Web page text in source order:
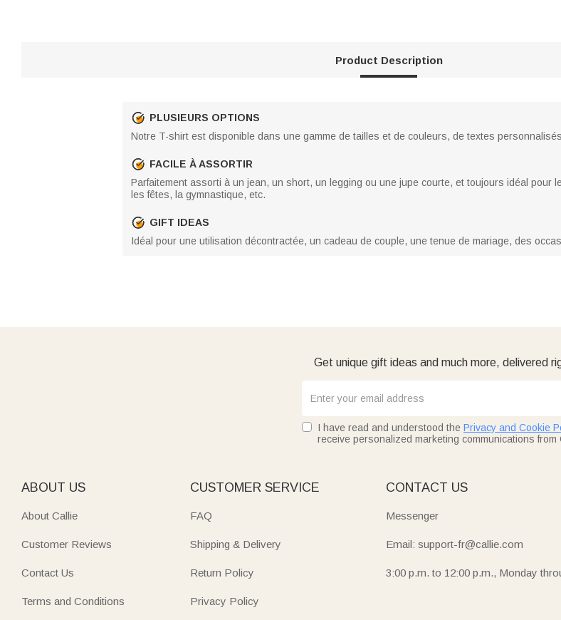
Product Description
PLUSIEURS OPTIONS
Notre T-shirt est disponible dans une gamme de tailles et de couleurs, de textes
FACILE À ASSORTIR
Parfaitement assorti à un jean, un short, un legging ou une jupe courte, et toujours idéal pour
les fêtes, la gymnastique, etc.
GIFT IDEAS
Idéal pour une utilisation décontractée, un cadeau de couple, une tenue de mariage, des
Get unique gift ideas and much more, delivered
I have read and understood the Privacy and Cookie
receive personalized marketing communications from
ABOUT US
About Callie
Customer Reviews
Contact Us
Terms and Conditions
CUSTOMER SERVICE
FAQ
Shipping & Delivery
Return Policy
Privacy Policy
CONTACT US
Messenger
Email: support-fr@callie.com
3:00 p.m. to 12:00 p.m., Monday